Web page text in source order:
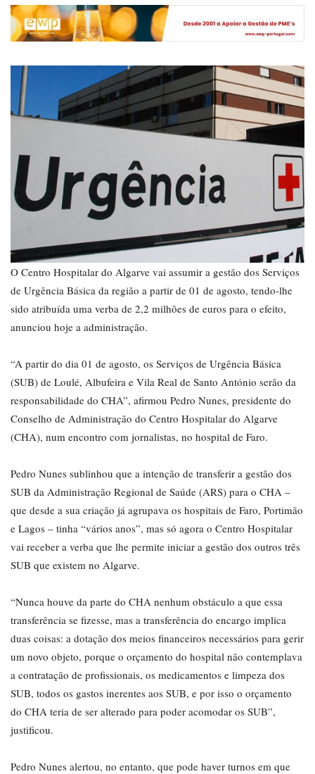
O Centro Hospitalar do Algarve vai assumir a gestão dos Serviços
de Urgência Básica da região a partir de 01 de agosto, tendo-lhe
sido atribuída uma verba de 2,2 milhões de euros para o efeito,
anunciou hoje a administração.
“A partir do dia 01 de agosto, os Serviços de Urgência Básica
(SUB) de Loulé, Albufeira e Vila Real de Santo António serão da
responsabilidade do CHA”, afirmou Pedro Nunes, presidente do
Conselho de Administração do Centro Hospitalar do Algarve
(CHA), num encontro com jornalistas, no hospital de Faro.
Pedro Nunes sublinhou que a intenção de transferir a gestão dos
SUB da Administração Regional de Saúde (ARS) para o CHA –
que desde a sua criação já agrupava os hospitais de Faro, Portimão
e Lagos – tinha “vários anos”, mas só agora o Centro Hospitalar
vai receber a verba que lhe permite iniciar a gestão dos outros três
SUB que existem no Algarve.
“Nunca houve da parte do CHA nenhum obstáculo a que essa
transferência se fizesse, mas a transferência do encargo implica
duas coisas: a dotação dos meios financeiros necessários para gerir
um novo objeto, porque o orçamento do hospital não contemplava
a contratação de profissionais, os medicamentos e limpeza dos
SUB, todos os gastos inerentes aos SUB, e por isso o orçamento
do CHA teria de ser alterado para poder acomodar os SUB”,
justificou.
Pedro Nunes alertou, no entanto, que pode haver turnos em que